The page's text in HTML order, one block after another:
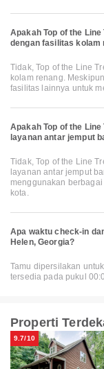
Apakah Top of the
dengan fasilitas kolam
Tidak, Top of the Line
kolam renang.
fasilitas lainnya untuk
Apakah Top of the
layanan antar jemput
Tidak, Top of the Line
layanan antar jemput
menggunakan
kota.
Apa waktu check-in
Helen, Georgia?
Tamu dipersilakan
tersedia pada pukul
Properti
9.7/10